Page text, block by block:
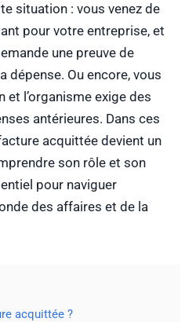
situation : vous venez de
pour votre entreprise, et
une preuve de
dépense. Ou encore, vous
l’organisme exige des
antérieures. Dans ces
acquittée devient un
son rôle et son
pour naviguer
des affaires et de la
acquittée ?